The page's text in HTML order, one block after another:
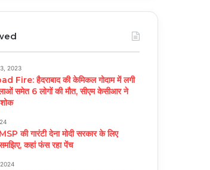
2023
Fire: हैदराबाद की केमिकल गोदाम में लगी
समेत 6 लोगों की मौत, सीएम केसीआर ने
की गारंटी देना मोदी सरकार के लिए
कहां फंस रहा पेंच